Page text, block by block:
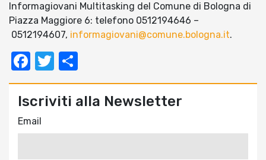
Informagiovani Multitasking del Comune di Bologna di
Piazza Maggiore 6: telefono 0512194646 –
0512194607, informagiovani@comune.bologna.it.
Facebook
Twitter
Iscriviti alla Newsletter
Email